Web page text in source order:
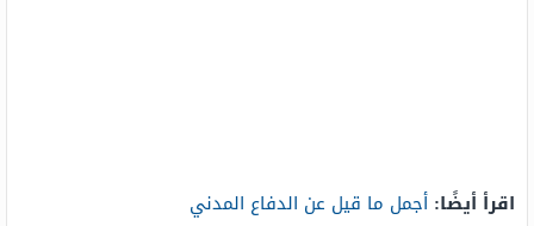
اقرأ أيضًا: أجمل ما قيل عن الدفاع المدني